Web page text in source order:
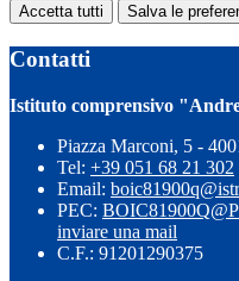
Accetta tutti Salva le
Contatti
Istituto comprensivo
Piazza Marconi, 5 -
Tel: +39 051 68 21 302
Email:
PEC:
inviare una mail
C.F.: 91201290375